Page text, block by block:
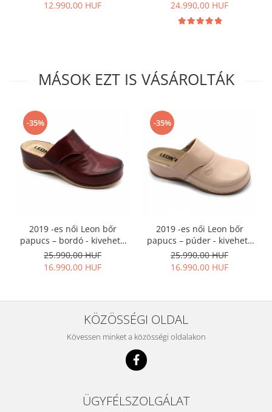
12.990,00 HUF
24.990,00 HUF
MÁSOK EZT IS VÁSÁROLTÁK
-35%
2019 -es női Leon bőr
papucs – bordó - kivehető
talpbetéttel
25.990,00 HUF
16.990,00 HUF
-35%
2019 -es női Leon bőr
papucs – púder - kivehető
talpbetéttel
25.990,00 HUF
16.990,00 HUF
KÖZÖSSÉGI OLDAL
Kövessen minket a közösségi oldalakon
ÜGYFÉLSZOLGÁLAT